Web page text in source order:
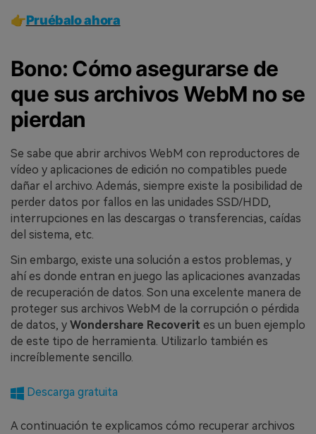
👉Pruébalo ahora
Bono: Cómo asegurarse de
que sus archivos WebM no se
pierdan
Se sabe que abrir archivos WebM con reproductores de
vídeo y aplicaciones de edición no compatibles puede
dañar el archivo. Además, siempre existe la posibilidad de
perder datos por fallos en las unidades SSD/HDD,
interrupciones en las descargas o transferencias, caídas
del sistema, etc.
Sin embargo, existe una solución a estos problemas, y
ahí es donde entran en juego las aplicaciones avanzadas
de recuperación de datos. Son una excelente manera de
proteger sus archivos WebM de la corrupción o pérdida
de datos, y Wondershare Recoverit es un buen ejemplo
de este tipo de herramienta. Utilizarlo también es
increíblemente sencillo.
Descarga gratuita
A continuación te explicamos cómo recuperar archivos